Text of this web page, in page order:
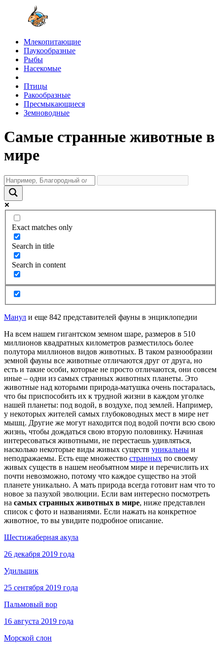
Млекопитающие
Паукообразные
Рыбы
Насекомые
Птицы
Ракообразные
Пресмыкающиеся
Земноводные
Самые странные животные в
мире
Exact matches only
Search in title
Search in content
Манул и еще 842 представителей фауны в энциклопедии
На всем нашем гигантском земном шаре, размеров в 510
миллионов квадратных километров разместилось более
полутора миллионов видов животных. В таком разнообразии
земной фауны все животные отличаются друг от друга, но
есть и такие особи, которые не просто отличаются, они совсем
иные – одни из самых странных животных планеты. Это
животные над которыми природа-матушка очень постаралась,
что бы приспособить их к трудной жизни в каждом уголке
нашей планеты: под водой, в воздухе, под землей. Например,
у некоторых жителей самых глубоководных мест в мире нет
мышц. Другие же могут находится под водой почти всю свою
жизнь, чтобы дождаться свою вторую половинку. Начиная
интересоваться животными, не перестаешь удивляться,
насколько некоторые виды живых существ уникальны и
неподражаемы. Есть еще множество странных по своему
живых существ в нашем необъятном мире и перечислить их
почти невозможно, потому что каждое существо на этой
планете уникально. А мать природа всегда готовит нам что то
новое за пазухой эволюции. Если вам интересно посмотреть
на самых странных животных в мире, ниже представлен
список с фото и названиями. Если нажать на конкретное
животное, то вы увидите подробное описание.
Шестижаберная акула
26 декабря 2019 года
Удильщик
25 сентября 2019 года
Пальмовый вор
16 августа 2019 года
Морской слон